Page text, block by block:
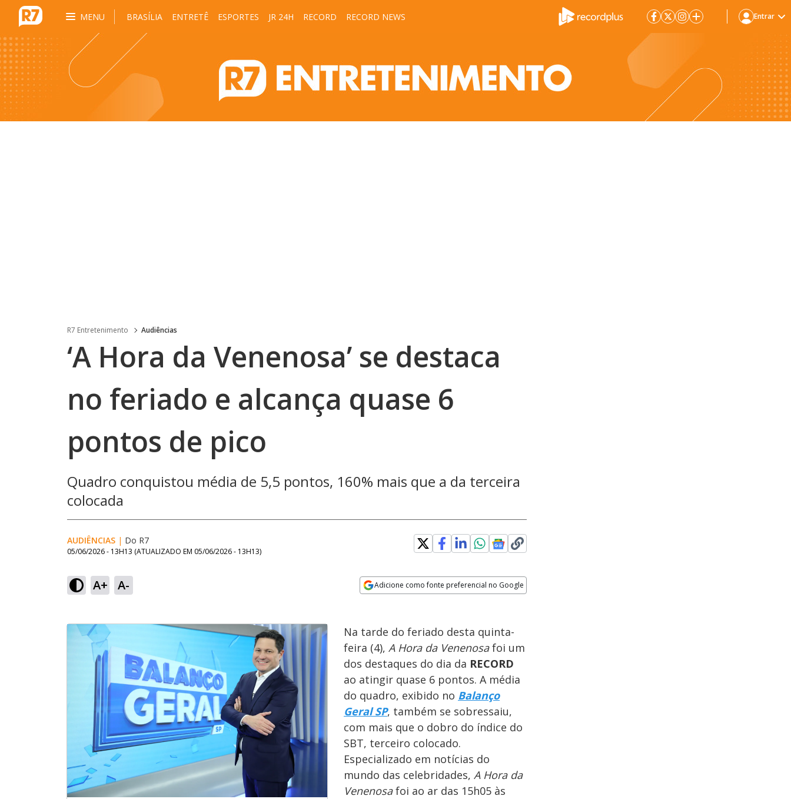
MENU BRASÍLIA ENTRETÊ ESPORTES JR 24H RECORD RECORD NEWS Entrar
R7 Entretenimento Audiências
‘A Hora da Venenosa’ se destaca
no feriado e alcança quase 6
pontos de pico
Quadro conquistou média de 5,5 pontos, 160% mais que a da terceira
colocada
AUDIÊNCIAS | Do R7
05/06/2026 - 13H13 (ATUALIZADO EM 05/06/2026 - 13H13)
A+ A- Adicione como fonte preferencial no Google
Na tarde do feriado desta quinta-
feira (4), A Hora da Venenosafoi um
dos destaques do dia da RECORD
ao atingir quase 6 pontos. A média
do quadro, exibido no Balanço
Geral SP, também se sobressaiu,
com mais que o dobro do índice do
SBT, terceiro colocado.
Especializado em notícias do
mundo das celebridades, A Hora da
Venenosafoi ao ar das 15h05 às